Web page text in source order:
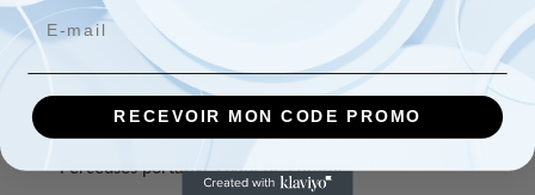
Perceuses à colonne
Perceuses d’atelier
Perceuses radiales
Perceuses portatives haut de gamme
Email
RECEVOIR MON CODE PROMO